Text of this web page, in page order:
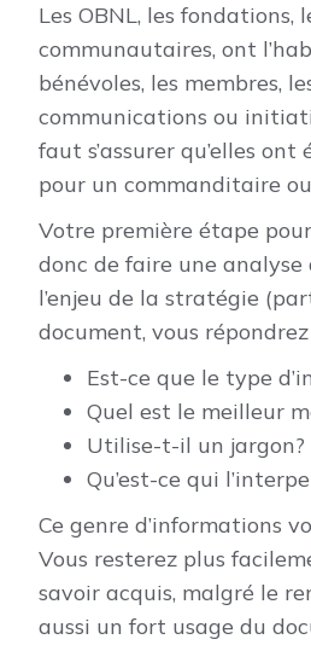
Les OBNL, les fondations,
communautaires, ont
bénévoles, les membres,
communications ou
faut s’assurer qu’elles
pour un commanditaire
Votre première étape
donc de faire une
l’enjeu de la stratégie
document, vous
Est-ce que le type
Quel est le meilleur
Utilise-t-il un jargon?
Qu’est-ce qui
Ce genre d’informations
Vous resterez plus
savoir acquis, malgré le
aussi un fort usage du